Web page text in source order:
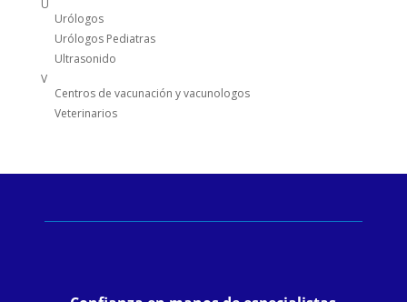
U
Urólogos
Urólogos Pediatras
Ultrasonido
V
Centros de vacunación y vacunologos
Veterinarios